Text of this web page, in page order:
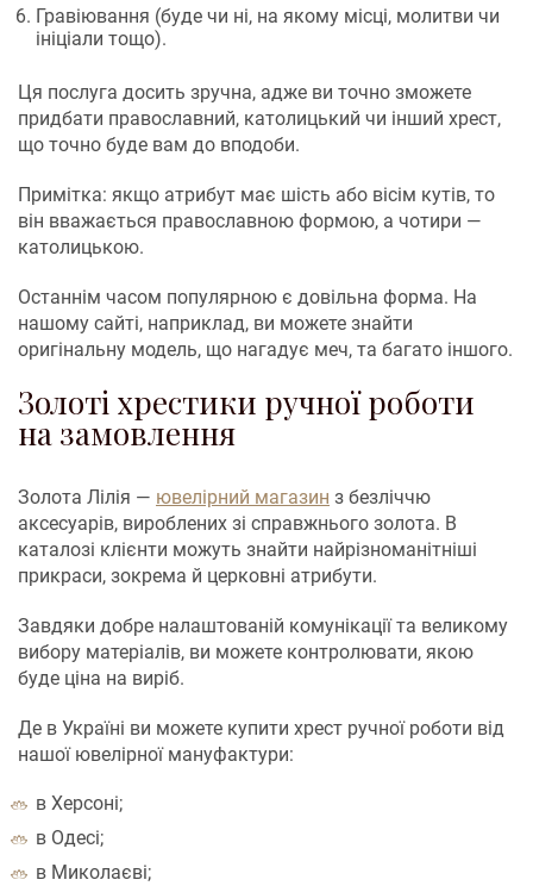
Гравіювання (буде чи ні, на якому місці, молитви чи
ініціали тощо).
Ця послуга досить зручна, адже ви точно зможете
придбати православний, католицький чи інший хрест,
що точно буде вам до вподоби.
Примітка: якщо атрибут має шість або вісім кутів, то
він вважається православною формою, а чотири —
католицькою.
Останнім часом популярною є довільна форма. На
нашому сайті, наприклад, ви можете знайти
оригінальну модель, що нагадує меч, та багато іншого.
Золоті хрестики ручної роботи
на замовлення
Золота Лілія — ювелірний магазин з безліччю
аксесуарів, вироблених зі справжнього золота. В
каталозі клієнти можуть знайти найрізноманітніші
прикраси, зокрема й церковні атрибути.
Завдяки добре налаштованій комунікації та великому
вибору матеріалів, ви можете контролювати, якою
буде ціна на виріб.
Де в Україні ви можете купити хрест ручної роботи від
нашої ювелірної мануфактури:
в Херсоні;
в Одесі;
в Миколаєві;